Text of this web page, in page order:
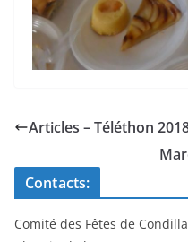
Articles – Téléthon
Contacts:
Comité des Fêtes de